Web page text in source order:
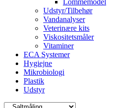
Udstyr/Tilbehør
Vandanalyser
Veterinære kits
Viskositetsmåler
Vitaminer
ECA Systemer
Hygiejne
Mikrobiologi
Plastik
Udstyr